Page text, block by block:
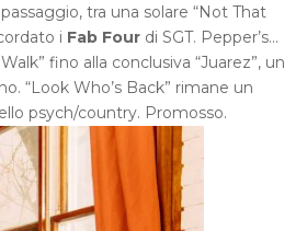
tra una solare “Not That
i Fab Fourdi SGT. Pepper’s…
fino alla conclusiva “Juarez”, un
“Look Who’s Back” rimane un
psych/country. Promosso.